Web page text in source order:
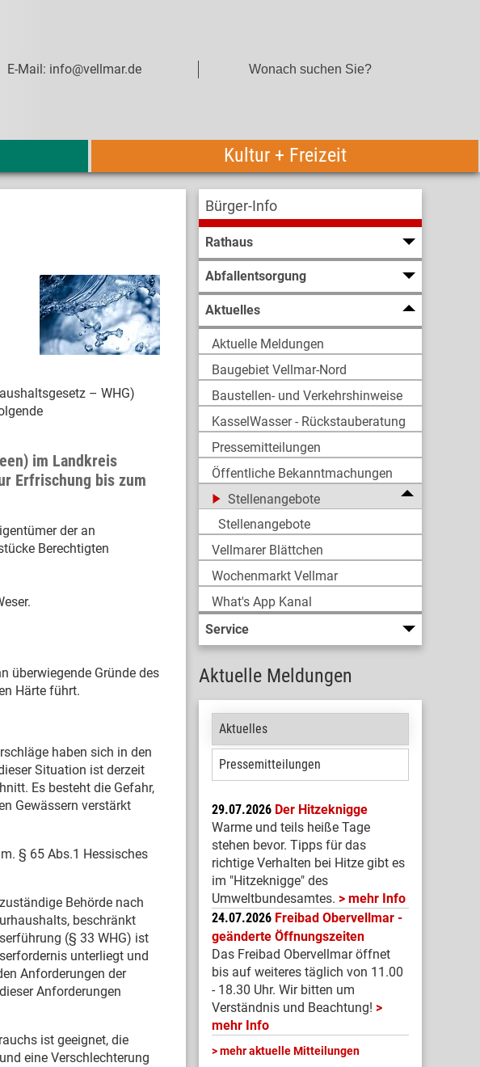
E-Mail: info@vellmar.de
Kultur + Freizeit
Bürger-Info
Rathaus
Abfallentsorgung
Aktuelles
Aktuelle Meldungen
Baugebiet Vellmar-Nord
Baustellen- und Verkehrshinweise
KasselWasser - Rückstauberatung
Pressemitteilungen
Öffentliche Bekanntmachungen
Stellenangebote
Stellenangebote
Vellmarer Blättchen
Wochenmarkt Vellmar
What's App Kanal
Service
Aktuelle Meldungen
Aktuelles
Pressemitteilungen
29.07.2026 Der Hitzeknigge
Warme und teils heiße Tage
stehen bevor. Tipps für das
richtige Verhalten bei Hitze gibt es
im "Hitzeknigge" des
Umweltbundesamtes.
mehr Info
24.07.2026 Freibad Obervellmar -
geänderte Öffnungszeiten
Das Freibad Obervellmar öffnet
bis auf weiteres täglich von 11.00
- 18.30 Uhr. Wir bitten um
Verständnis und Beachtung!
mehr Info
mehr aktuelle Mitteilungen
– WHG)
im Landkreis
Erfrischung bis zum
der an
Berechtigten
überwiegende Gründe des
Härte führt.
haben sich in den
Situation ist derzeit
Es besteht die Gefahr,
Gewässern verstärkt
§ 65 Abs.1 Hessisches
Behörde nach
beschränkt
(§ 33 WHG) ist
unterliegt und
Anforderungen der
Anforderungen
ist geeignet, die
eine Verschlechterung